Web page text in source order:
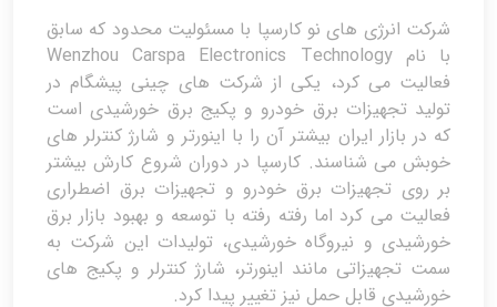
شرکت انرژی های نو کارسپا با مسئولیت محدود که سابق
با نام Wenzhou Carspa Electronics Technology
فعالیت می کرد، یکی از شرکت های چینی پیشگام در
تولید تجهیزات برق خودرو و پکیج برق خورشیدی است
که در بازار ایران بیشتر آن را با اینورتر و شارژ کنترلر های
خوبش می شناسند. کارسپا در دوران شروع کارش بیشتر
بر روی تجهیزات برق خودرو و تجهیزات برق اضطراری
فعالیت می کرد اما رفته رفته با توسعه و بهبود بازار برق
خورشیدی و نیروگاه خورشیدی، تولیدات این شرکت به
سمت تجهیزاتی مانند اینورتر، شارژ کنترلر و پکیج های
خورشیدی قابل حمل نیز تغییر پیدا کرد.